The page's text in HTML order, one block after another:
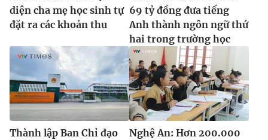
diện cha mẹ học sinh tự
đặt ra các khoản thu
69 tỷ đồng đưa tiếng
Anh thành ngôn ngữ thứ
hai trong trường học
Thành lập Ban Chỉ đạo
Nghệ An: Hơn 200.000